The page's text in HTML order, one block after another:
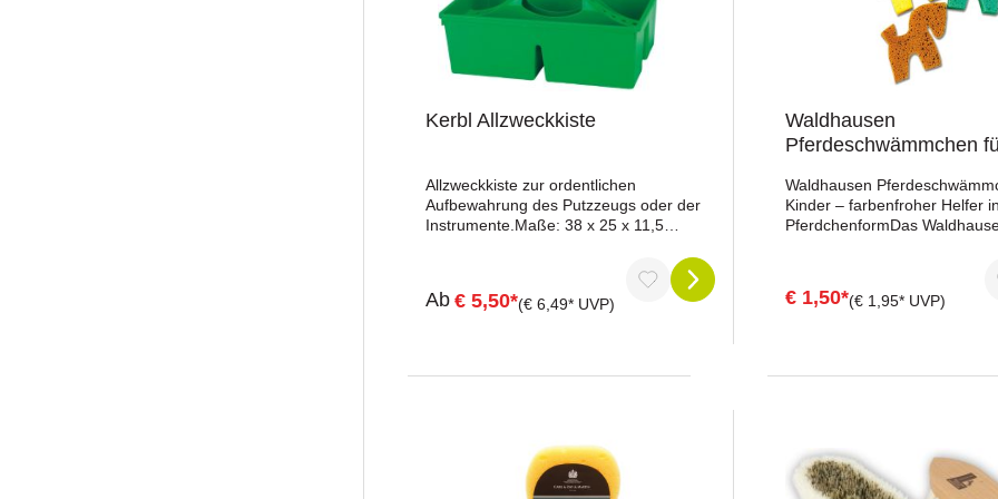
Schweißmesser
Kerbl Allzweckkiste
Allzweckkiste zur ordentlichen
Aufbewahrung des Putzzeugs oder der
Instrumente.Maße: 38 x 25 x 11,5
Ab € 5,50*(€ 6,49* UVP)
Waldhausen
Pferdeschwämmchen
Waldhausen
Kinder – farbenfroher Helfer in
PferdchenformDas
die Pferdepflege auch für die
zum Erlebnis. Durch seine
Größe liegt es besonders gut in
Auswahl erfolgt
BlickKindgerechtes
€ 1,50*(€ 1,95* UVP)